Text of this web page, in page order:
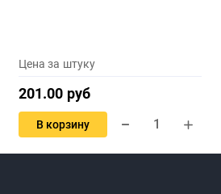
Цена за штуку
201.00 руб
В корзину